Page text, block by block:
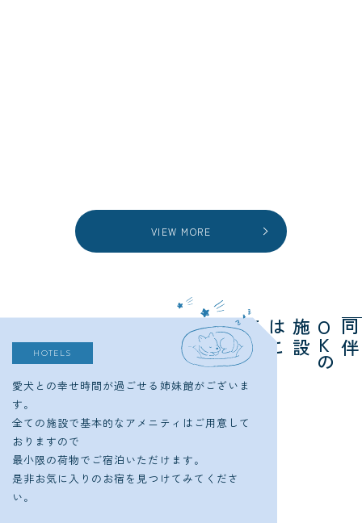
VIEW MORE
伴
O
K
の
施
設
は
こ
ち
ら
HOTELS
愛犬との幸せ時間が過ごせる姉妹館がございま
す。
全ての施設で基本的なアメニティはご用意して
おりますので
最小限の荷物でご宿泊いただけます。
是非お気に入りのお宿を見つけてみてくださ
い。